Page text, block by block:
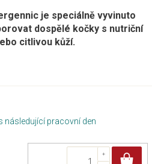
je speciálně vyvinuto
dospělé kočky s nutriční
citlivou kůží.
následující pracovní den